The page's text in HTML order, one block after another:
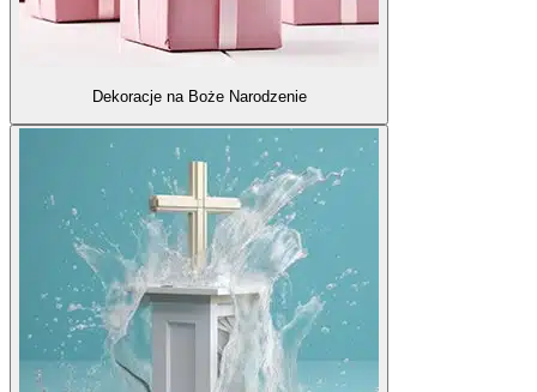
Dekoracje na Boże Narodzenie